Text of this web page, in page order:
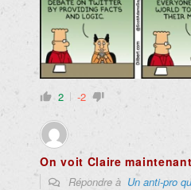
2 -2
On voit Claire maintenant
Répondre à Un anti-pro